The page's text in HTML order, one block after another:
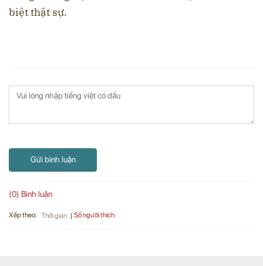
biệt thật sự.
Gửi bình luận
(0) Bình luận
Xếp theo: Thời gian Số người thích